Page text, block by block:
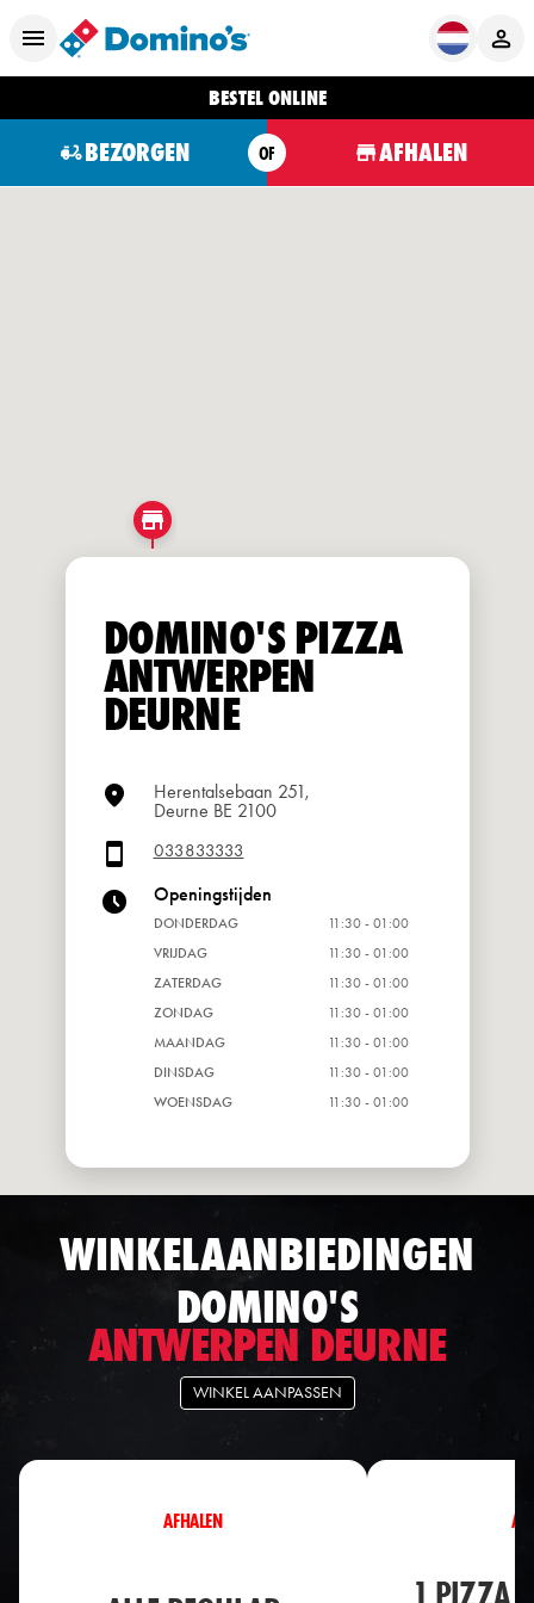
BESTEL ONLINE
BEZORGEN OF AFHALEN
DOMINO'S PIZZA
ANTWERPEN
DEURNE
Herentalsebaan 251,
Deurne BE 2100
033833333
Openingstijden
DONDERDAG
11:30 - 01:00
VRIJDAG
11:30 - 01:00
ZATERDAG
11:30 - 01:00
ZONDAG
11:30 - 01:00
MAANDAG
11:30 - 01:00
DINSDAG
11:30 - 01:00
WOENSDAG
11:30 - 01:00
WINKELAANBIEDINGEN
DOMINO'S
ANTWERPEN DEURNE
WINKEL AANPASSEN
AFHALEN